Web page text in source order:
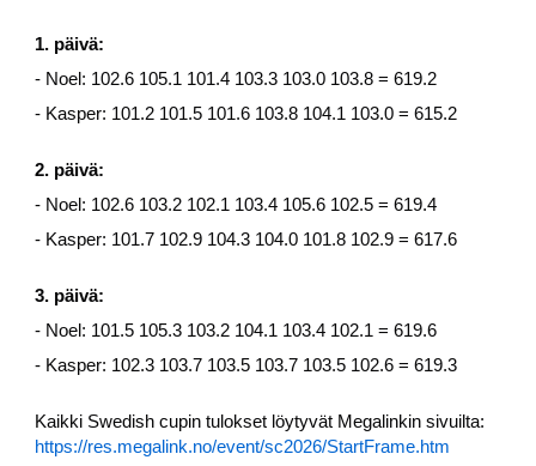
1. päivä:
- Noel: 102.6 105.1 101.4 103.3 103.0 103.8 = 619.2
- Kasper: 101.2 101.5 101.6 103.8 104.1 103.0 = 615.2
2. päivä:
- Noel: 102.6 103.2 102.1 103.4 105.6 102.5 = 619.4
- Kasper: 101.7 102.9 104.3 104.0 101.8 102.9 = 617.6
3. päivä:
- Noel: 101.5 105.3 103.2 104.1 103.4 102.1 = 619.6
- Kasper: 102.3 103.7 103.5 103.7 103.5 102.6 = 619.3
Kaikki Swedish cupin tulokset löytyvät Megalinkin sivuilta:
https://res.megalink.no/event/sc2026/StartFrame.htm